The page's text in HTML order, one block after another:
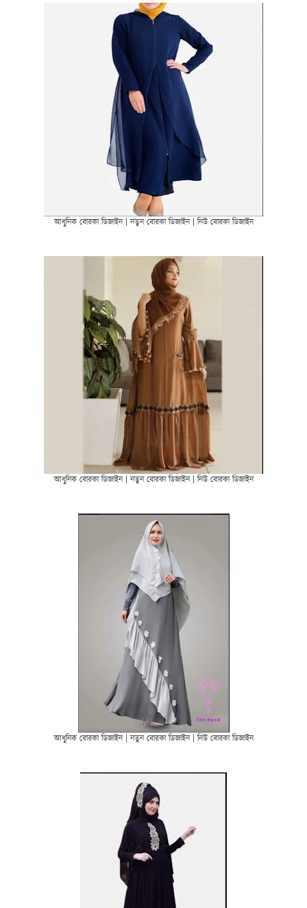
আধুনিক বোরকা ডিজাইন | নতুন বোরকা ডিজাইন | নিউ বোরকা ডিজাইন
আধুনিক বোরকা ডিজাইন | নতুন বোরকা ডিজাইন | নিউ বোরকা ডিজাইন
আধুনিক বোরকা ডিজাইন | নতুন বোরকা ডিজাইন | নিউ বোরকা ডিজাইন